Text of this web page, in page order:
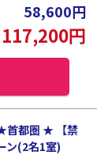
58,600円
117,200円
首都圏 ★ 【禁
ン(2名1室)